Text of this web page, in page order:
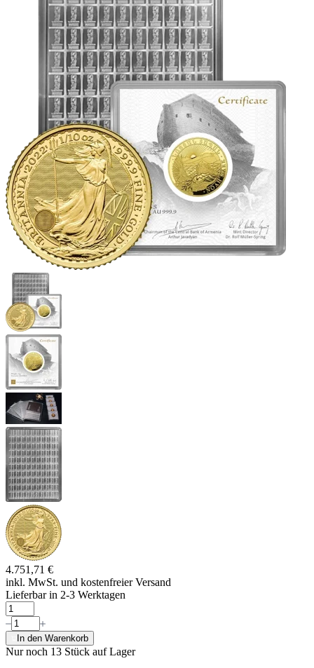
4.751,71 €
inkl. MwSt. und kostenfreier Versand
Lieferbar in 2-3 Werktagen
In den Warenkorb
Nur noch 13 Stück auf Lager